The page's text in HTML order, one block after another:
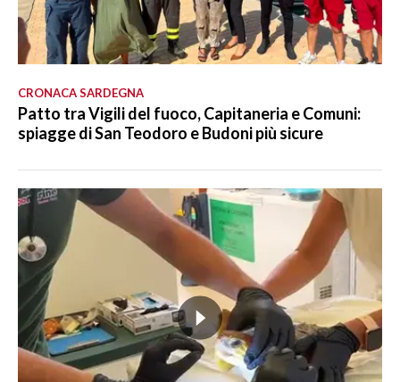
CRONACA SARDEGNA
Patto tra Vigili del fuoco, Capitaneria e Comuni:
spiagge di San Teodoro e Budoni più sicure